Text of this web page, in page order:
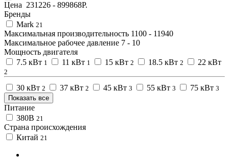
Цена 231226 - 899868Р.
Бренды
Mark 21
Максимальная производительность 1100 - 11940
Максимальное рабочее давление 7 - 10
Мощность двигателя
7.5 кВт 1 11 кВт 1 15 кВт 2 18.5 кВт 2 22 кВт
2
30 кВт 2 37 кВт 2 45 кВт 3 55 кВт 3 75 кВт 3
Показать все
Питание
380В 21
Страна происхождения
Китай 21